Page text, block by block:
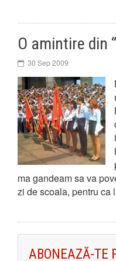
O amintire din
30 Sep 2009
ma gandeam sa va
zi de scoala, pentru
ABONEAZĂ-TE